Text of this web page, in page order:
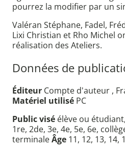
pourrez la modifier par un
Valéran Stéphane, Fadel,
Lixi Christian et Rho Michel
réalisation des Ateliers.
Données de
Éditeur Compte d'auteur ,
Matériel utilisé PC
Public visé élève ou
1re, 2de, 3e, 4e, 5e, 6e,
terminaleÂge 11, 12, 13, 14,